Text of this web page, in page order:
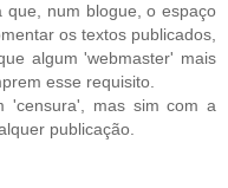
que, num blogue, o espaço
os textos publicados,
algum 'webmaster' mais
esse requisito.
'censura', mas sim com a
publicação.